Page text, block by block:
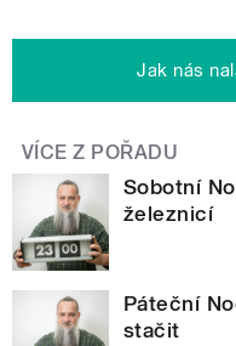
Jak nás
VÍCE Z POŘADU
Sobotní
železnicí
Páteční
stačit